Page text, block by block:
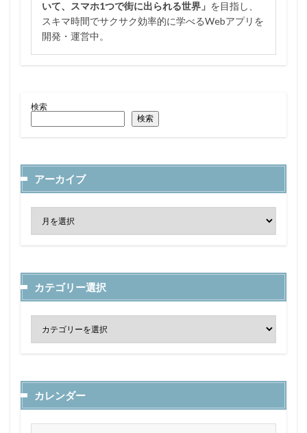
いて、スマホ1つで街に出られる世界」 を目指し、
スキマ時間でサクサク効率的に学べるWebアプリを
開発・運営中。
検索
検索
アーカイブ
カテゴリー選択
カレンダー